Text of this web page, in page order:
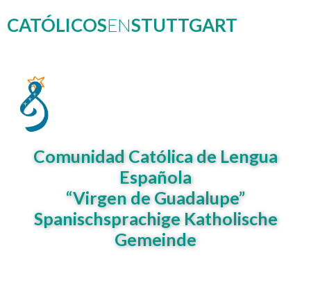
CATÓLICOSENSTUTTGART
Comunidad Católica de Lengua
Española
“Virgen de Guadalupe”
Spanischsprachige Katholische
Gemeinde